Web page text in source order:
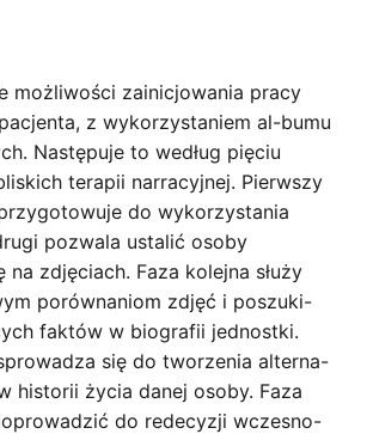
możliwości zainicjowania pracy
z wykorzystaniem al-bumu
Następuje to według pięciu
terapii narracyjnej. Pierwszy
do wykorzystania
pozwala ustalić osoby
na zdjęciach. Faza kolejna służy
porównaniom zdjęć i poszuki-
faktów w biografii jednostki.
się do tworzenia alterna-
historii życia danej osoby. Faza
do redecyzji wczesno-